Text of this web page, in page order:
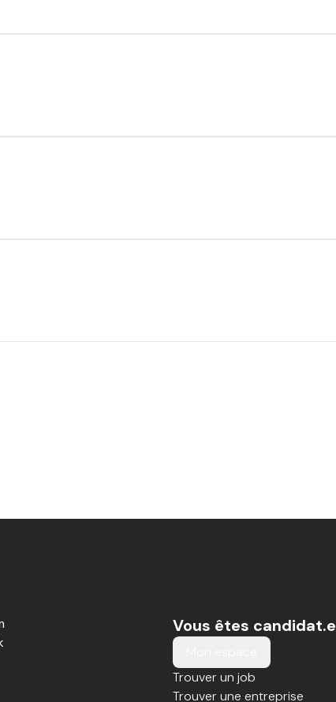
Vous êtes candidat.e
Trouver un job
Trouver une entreprise